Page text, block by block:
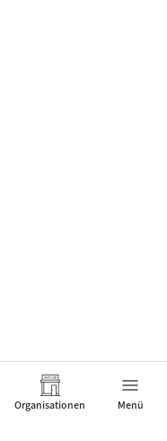
Organisationen Menü